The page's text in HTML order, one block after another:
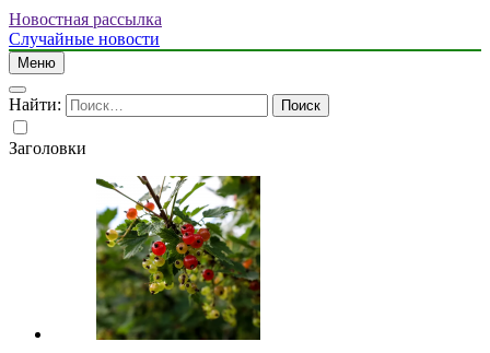
Новостная рассылка
Случайные новости
Меню
Найти:
Заголовки